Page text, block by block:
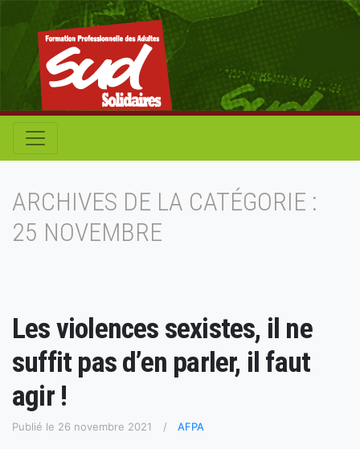
ARCHIVES DE LA CATÉGORIE :
25 NOVEMBRE
Les violences sexistes, il ne
suffit pas d’en parler, il faut
agir !
Publié le 26 novembre 2021 AFPA